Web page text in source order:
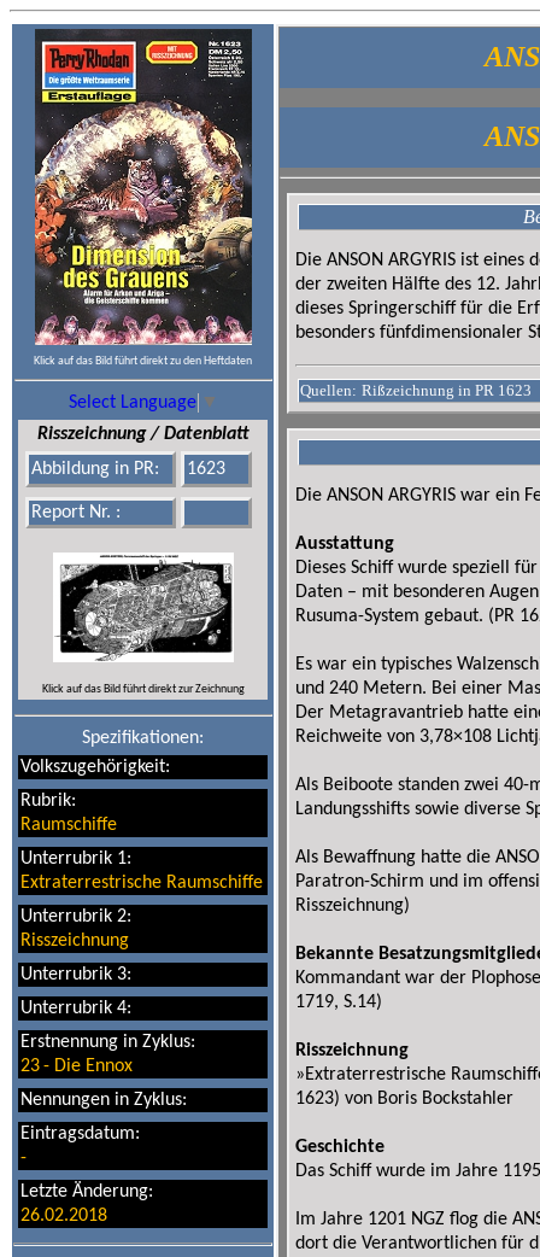
Klick auf das Bild führt direkt zu den Heftdaten
Select Language ▼
Risszeichnung / Datenblatt
Abbildung in PR:
1623
Report Nr. :
Klick auf das Bild führt direkt zur Zeichnung
Spezifikationen:
Volkszugehörigkeit:
Rubrik:
Raumschiffe
Unterrubrik 1:
Extraterrestrische Raumschiffe
Unterrubrik 2:
Risszeichnung
Unterrubrik 3:
Unterrubrik 4:
Erstnennung in Zyklus:
23- Die Ennox
Nennungen in Zyklus:
Eintragsdatum:
-
Letzte Änderung:
26.02.2018
Die ANSON ARGYRIS ist
der zweiten Hälfte des 12.
dieses Springerschiff für die
besonders fünfdimensionaler
Quellen: Rißzeichnung in PR 1623
Die ANSON ARGYRIS war ein
Ausstattung
Dieses Schiff wurde speziell
Daten – mit besonderen
Rusuma-System gebaut. (PR
Es war ein typisches
und 240 Metern. Bei einer
Der Metagravantrieb hatte
Reichweite von 3,78×108
Als Beiboote standen zwei 40-
Landungsshifts sowie diverse
Als Bewaffnung hatte die
Paratron-Schirm und im
Risszeichnung)
Bekannte
Kommandant war der
1719, S.14)
Risszeichnung
»Extraterrestrische
1623) von Boris Bockstahler
Geschichte
Das Schiff wurde im Jahre
Im Jahre 1201 NGZ flog die
dort die Verantwortlichen für